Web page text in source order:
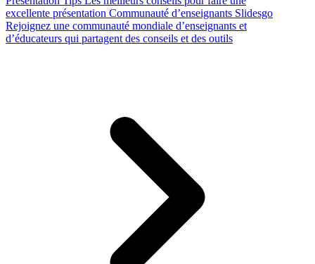
excellente présentation Communauté d’enseignants Slidesgo
Rejoignez une communauté mondiale d’enseignants et
d’éducateurs qui partagent des conseils et des outils